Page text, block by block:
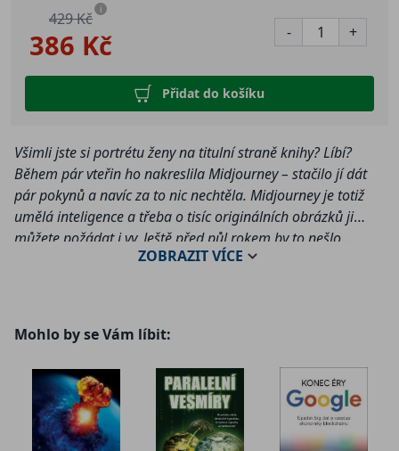
386 Kč
429 Kč i
- +
Přidat do košíku
Všimli jste si portrétu ženy na titulní straně knihy? Líbí?
Během pár vteřin ho nakreslila Midjourney – stačilo jí dát
pár pokynů a navíc za to nic nechtěla. Midjourney je totiž
umělá inteligence a třeba o tisíc originálních obrázků ji
můžete požádat i vy. Ještě před půl rokem by to nešlo…
vynálezů je pouze „hype“ – bublina odsouzená k
prasknutí, a co skutečný „game-changer“? Na
odpovědích záleží naše osobní budoucnost, ale i
prosperita celé společnosti.
Patrick Zandl patří už třetí dekádu mezi přední znalce
ZOBRAZITVÍCE
Mohlo by se Vám líbit: